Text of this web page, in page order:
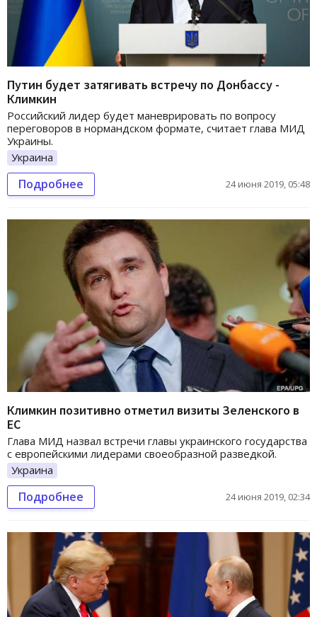
Путин будет затягивать встречу по Донбассу -
Климкин
Российский лидер будет маневрировать по вопросу
переговоров в нормандском формате, считает глава МИД
Украины.
Украина
Подробнее 24 июня 2019, 05:48
Климкин позитивно отметил визиты Зеленского в
ЕС
Глава МИД назвал встречи главы украинского государства
с европейскими лидерами своеобразной разведкой.
Украина
Подробнее 24 июня 2019, 02:34